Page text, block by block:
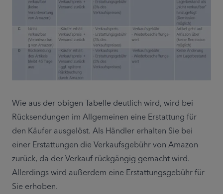
Wie aus der obigen Tabelle deutlich wird, wird bei
Rücksendungen im Allgemeinen eine Erstattung für
den Käufer ausgelöst. Als Händler erhalten Sie bei
einer Erstattungen die Verkaufsgebühr von Amazon
zurück, da der Verkauf rückgängig gemacht wird.
Allerdings wird außerdem eine Erstattungsgebühr für
Sie erhoben.